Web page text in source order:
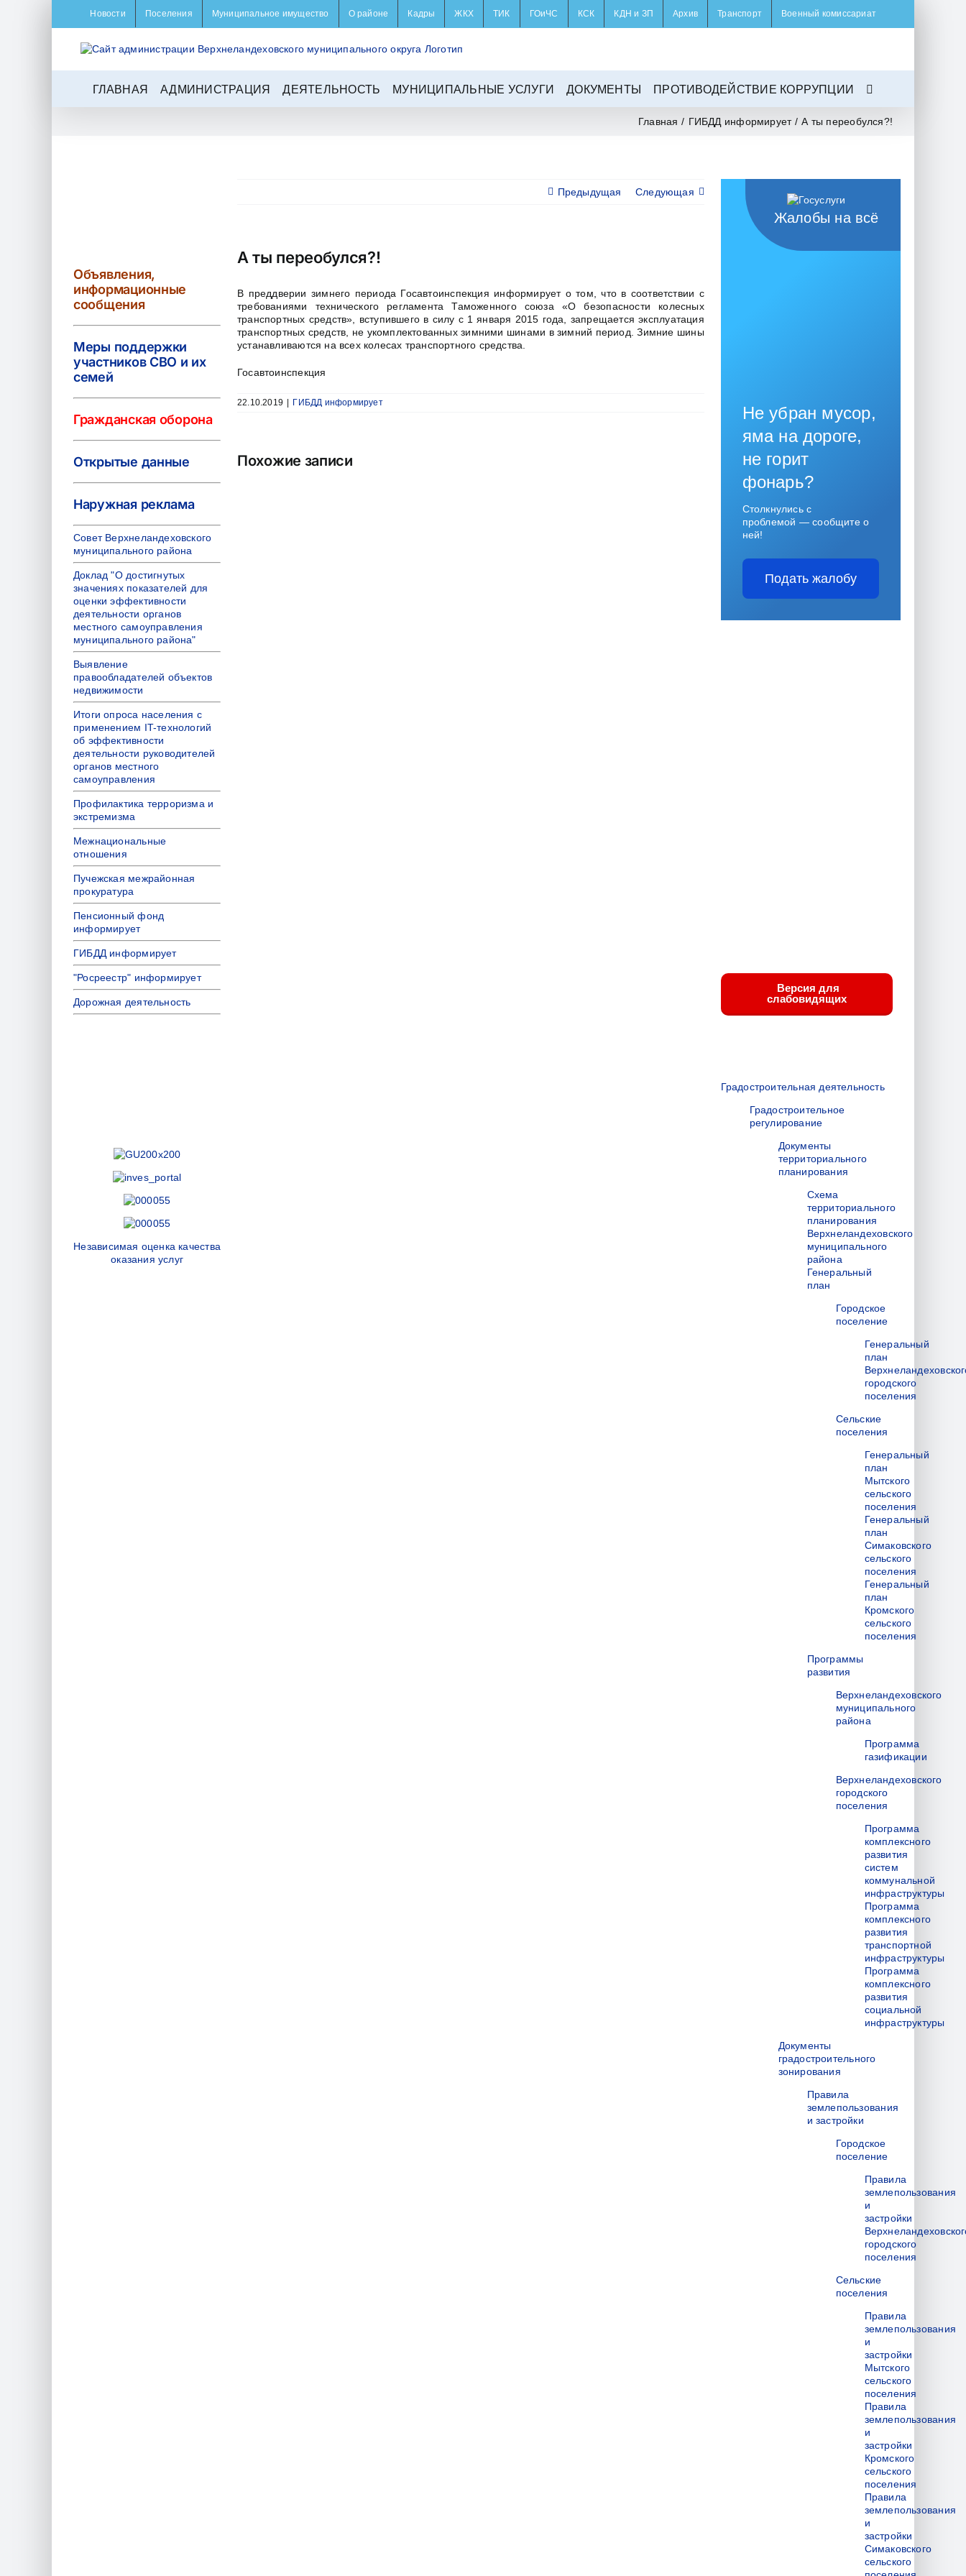
Новости Поселения Муниципальное имущество О районе Кадры ЖКХ ТИК ГОиЧС КСК КДН и ЗП Архив Транспорт Военный комиссариат
ГЛАВНАЯ АДМИНИСТРАЦИЯ ДЕЯТЕЛЬНОСТЬ МУНИЦИПАЛЬНЫЕ УСЛУГИ ДОКУМЕНТЫ ПРОТИВОДЕЙСТВИЕ КОРРУПЦИИ
Главная / ГИБДД информирует / А ты переобулся?!
Предыдущая Следующая
А ты переобулся?!
В преддверии зимнего периода Госавтоинспекция информирует о том, что в соответствии с
требованиями технического регламента Таможенного союза «О безопасности колесных
транспортных средств», вступившего в силу с 1 января 2015 года, запрещается эксплуатация
транспортных средств, не укомплектованных зимними шинами в зимний период. Зимние шины
устанавливаются на всех колесах транспортного средства.
Госавтоинспекция
22.10.2019 ГИБДД информирует
Похожие записи
Объявления,
информационные
сообщения
Меры поддержки
участников СВО и их
семей
Гражданская оборона
Открытые данные
Наружная реклама
Совет Верхнеландеховского
муниципального района
Доклад "О достигнутых
значениях показателей для
оценки эффективности
деятельности органов
местного самоуправления
муниципального района"
Выявление
правообладателей объектов
недвижимости
Итоги опроса населения с
применением IT-технологий
об эффективности
деятельности руководителей
органов местного
самоуправления
Профилактика терроризма и
экстремизма
Межнациональные
отношения
Пучежская межрайонная
прокуратура
Пенсионный фонд
информирует
ГИБДД информирует
"Росреестр" информирует
Дорожная деятельность
Независимая оценка качества
оказания услуг
Жалобы на всё
Не убран мусор,
яма на дороге,
не горит
фонарь?
Столкнулись с
проблемой — сообщите о
ней!
Подать жалобу
Версия для
слабовидящих
Градостроительная деятельность
Градостроительное
регулирование
Документы
территориального
планирования
Схема
территориального
планирования
Верхнеландеховского
муниципального
района
Генеральный
план
Городское
поселение
Генеральный
план
городского
поселения
Сельские
поселения
Генеральный
план
Мытского
сельского
поселения
Генеральный
план
Симаковского
сельского
поселения
Генеральный
план
Кромского
сельского
поселения
Программы
развития
Верхнеландеховского
муниципального
района
Программа
газификации
Верхнеландеховского
городского
поселения
Программа
комплексного
развития
систем
коммунальной
инфраструктуры
Программа
комплексного
развития
транспортной
инфраструктуры
Программа
комплексного
развития
социальной
инфраструктуры
Документы
градостроительного
зонирования
Правила
землепользования
и застройки
Городское
поселение
Правила
землепользования
и
застройки
городского
поселения
Сельские
поселения
Правила
землепользования
и
застройки
Мытского
сельского
поселения
Правила
землепользования
и
застройки
Кромского
сельского
поселения
Правила
землепользования
и
застройки
Симаковского
сельского